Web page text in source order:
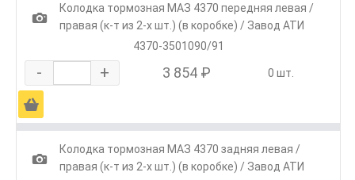
1
Колодка тормозная МАЗ 4370 передняя левая /
правая (к-т из 2-х шт.) (в коробке) / Завод АТИ
4370-3501090/91
- + 3 854 ₽ 0 шт.
Ä
1
Колодка тормозная МАЗ 4370 задняя левая /
правая (к-т из 2-х шт.) (в коробке) / Завод АТИ